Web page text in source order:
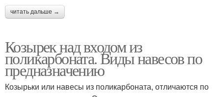
читать дальше →
Козырек над входом из
поликарбоната. Виды навесов по
предназначению
Козырьки или навесы из поликарбоната, отличаются по